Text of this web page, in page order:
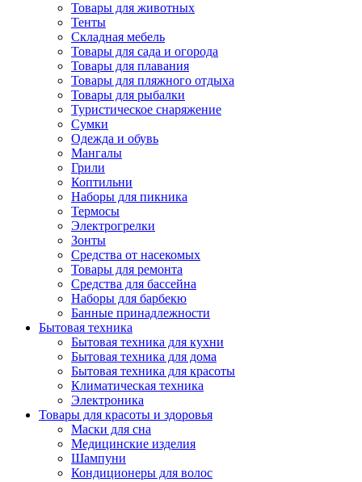
Товары для животных
Тенты
Складная мебель
Товары для сада и огорода
Товары для плавания
Товары для пляжного отдыха
Товары для рыбалки
Туристическое снаряжение
Сумки
Одежда и обувь
Мангалы
Грили
Коптильни
Наборы для пикника
Термосы
Электрогрелки
Зонты
Средства от насекомых
Товары для ремонта
Средства для бассейна
Наборы для барбекю
Банные принадлежности
Бытовая техника
Бытовая техника для кухни
Бытовая техника для дома
Бытовая техника для красоты
Климатическая техника
Электроника
Товары для красоты и здоровья
Маски для сна
Медицинские изделия
Шампуни
Кондиционеры для волос